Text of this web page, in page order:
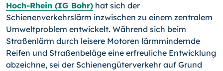
Hoch-Rhein (IG Bohr) hat sich der
Schienenverkehrslärm inzwischen zu einem zentralem
Umweltproblem entwickelt. Während sich beim
Straßenlärm durch leisere Motoren lärmmindernde
Reifen und Straßenbeläge eine erfreuliche Entwicklung
ab­zeichne, sei der Schienengüterverkehr auf Grund